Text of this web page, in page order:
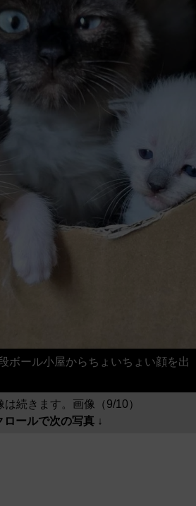
ボール小屋からちょいちょい顔を出
は続きます。画像（9/10）
ロールで次の写真 ↓